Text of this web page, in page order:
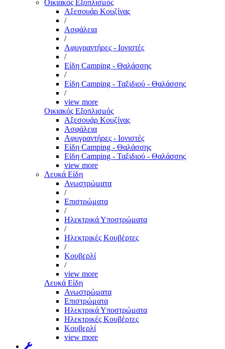
Οικιακός Εξοπλισμός
Αξεσουάρ Κουζίνας
/
Ασφάλεια
/
Αφυγραντήρες - Ιονιστές
/
Είδη Camping - Θαλάσσης
/
Είδη Camping - Ταξιδιού - Θαλάσσης
/
view more
Οικιακός Εξοπλισμός
Αξεσουάρ Κουζίνας
Ασφάλεια
Αφυγραντήρες - Ιονιστές
Είδη Camping - Θαλάσσης
Είδη Camping - Ταξιδιού - Θαλάσσης
view more
Λευκά Είδη
Ανωστρώματα
/
Επιστρώματα
/
Ηλεκτρικά Υποστρώματα
/
Ηλεκτρικές Κουβέρτες
/
Κουβερλί
/
view more
Λευκά Είδη
Ανωστρώματα
Επιστρώματα
Ηλεκτρικά Υποστρώματα
Ηλεκτρικές Κουβέρτες
Κουβερλί
view more